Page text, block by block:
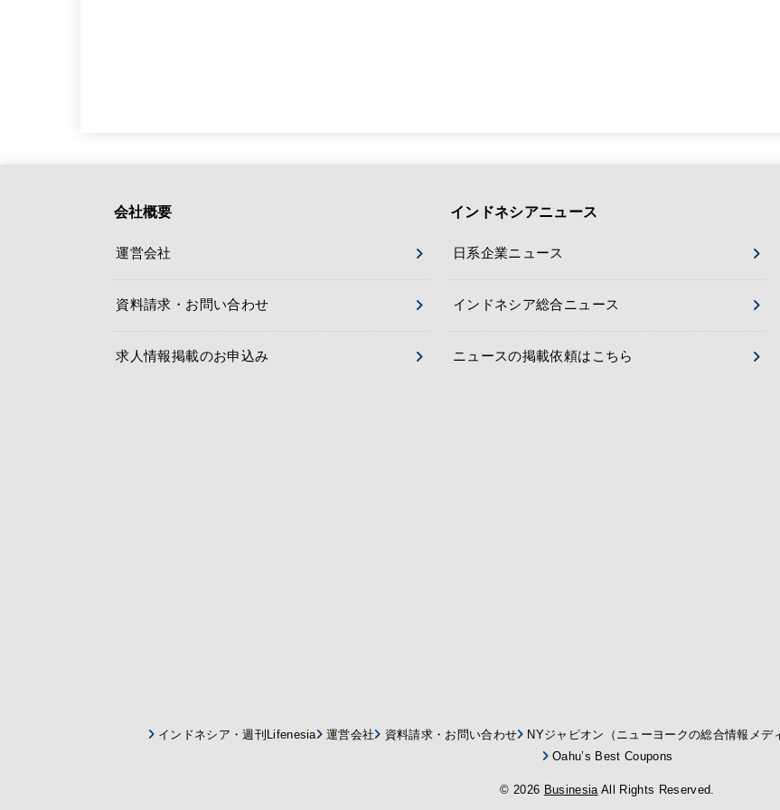
会社概要
運営会社
資料請求・お問い合わせ
求人情報掲載のお申込み
インドネシアニュース
日系企業ニュース
インドネシア総合ニュース
ニュースの掲載依頼はこちら
インドネシア・週刊Lifenesia 運営会社 資料請求・お問い合わせ NYジャピオン（ニューヨークの総合情報メデ
Oahu’s Best Coupons
© 2026 BusinesiaAll Rights Reserved.